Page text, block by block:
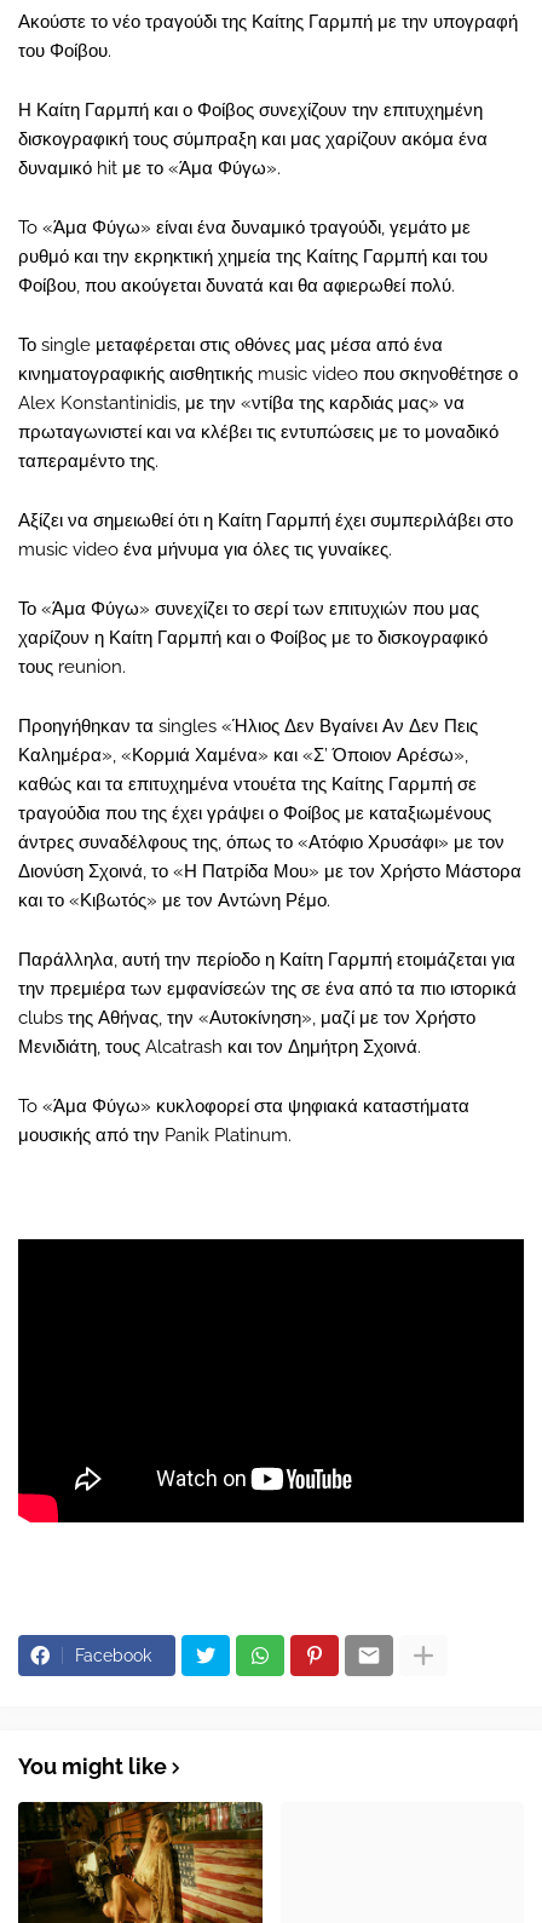
Ακούστε το νέο τραγούδι της Καίτης Γαρμπή με την υπογραφή
του Φοίβου.
Η Καίτη Γαρμπή και ο Φοίβος συνεχίζουν την επιτυχημένη
δισκογραφική τους σύμπραξη και μας χαρίζουν ακόμα ένα
δυναμικό hit με το «Άμα Φύγω».
To «Άμα Φύγω» είναι ένα δυναμικό τραγούδι, γεμάτο με
ρυθμό και την εκρηκτική χημεία της Καίτης Γαρμπή και του
Φοίβου, που ακούγεται δυνατά και θα αφιερωθεί πολύ.
Το single μεταφέρεται στις οθόνες μας μέσα από ένα
κινηματογραφικής αισθητικής music video που σκηνοθέτησε ο
Alex Konstantinidis, με την «ντίβα της καρδιάς μας» να
πρωταγωνιστεί και να κλέβει τις εντυπώσεις με το μοναδικό
ταπεραμέντο της.
Αξίζει να σημειωθεί ότι η Καίτη Γαρμπή έχει συμπεριλάβει στο
music video ένα μήνυμα για όλες τις γυναίκες.
Το «Άμα Φύγω» συνεχίζει το σερί των επιτυχιών που μας
χαρίζουν η Καίτη Γαρμπή και ο Φοίβος με το δισκογραφικό
τους reunion.
Προηγήθηκαν τα singles «Ήλιος Δεν Βγαίνει Αν Δεν Πεις
Καλημέρα», «Κορμιά Χαμένα» και «Σ’ Όποιον Αρέσω»,
καθώς και τα επιτυχημένα ντουέτα της Καίτης Γαρμπή σε
τραγούδια που της έχει γράψει ο Φοίβος με καταξιωμένους
άντρες συναδέλφους της, όπως το «Ατόφιο Χρυσάφι» με τον
Διονύση Σχοινά, το «Η Πατρίδα Μου» με τον Χρήστο Μάστορα
και το «Κιβωτός» με τον Αντώνη Ρέμο.
Παράλληλα, αυτή την περίοδο η Καίτη Γαρμπή ετοιμάζεται για
την πρεμιέρα των εμφανίσεών της σε ένα από τα πιο ιστορικά
clubs της Αθήνας, την «Αυτοκίνηση», μαζί με τον Χρήστο
Μενιδιάτη, τους Alcatrash και τον Δημήτρη Σχοινά.
To «Άμα Φύγω» κυκλοφορεί στα ψηφιακά καταστήματα
μουσικής από την Panik Platinum.
Facebook
You might like